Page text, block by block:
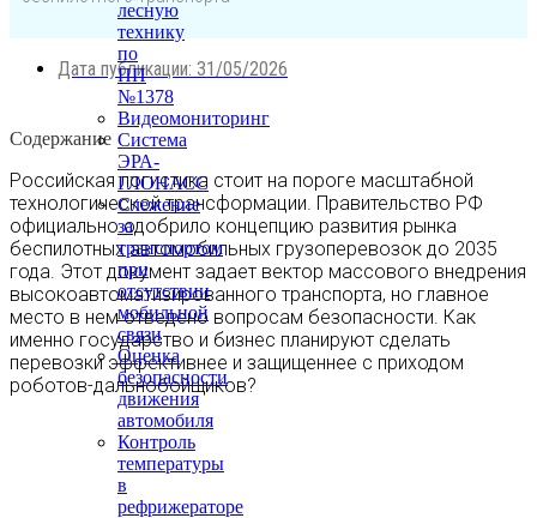
лесную
технику
по
ПП
№1378
Видеомониторинг
Система
ЭРА-
ГЛОНАСС
Слежение
за
транспортом
при
отсутствии
мобильной
связи
Оценка
безопасности
движения
автомобиля
Контроль
температуры
в
рефрижераторе
Дата публикации: 31/05/2026
Содержание
Российская логистика стоит на пороге масштабной
технологической трансформации. Правительство РФ
официально одобрило концепцию развития рынка
беспилотных автомобильных грузоперевозок до 2035
года. Этот документ задает вектор массового внедрения
высокоавтоматизированного транспорта, но главное
место в нем отведено вопросам безопасности. Как
именно государство и бизнес планируют сделать
перевозки эффективнее и защищеннее с приходом
роботов-дальнобойщиков?